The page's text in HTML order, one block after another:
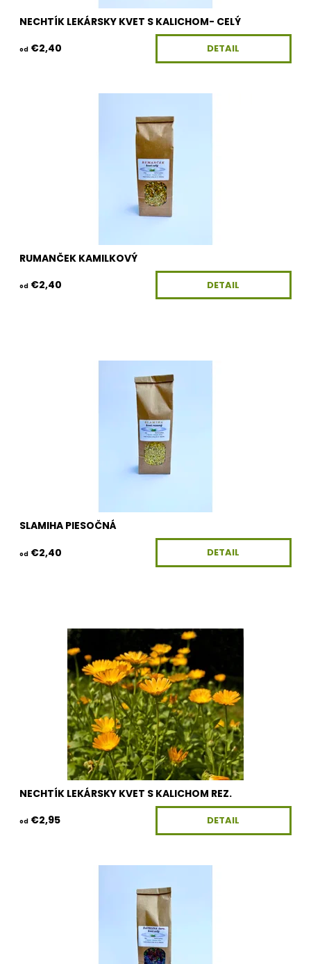
NECHTÍK LEKÁRSKY KVET S KALICHOM- CELÝ
od €2,40 DETAIL
Skladom
RUMANČEK KAMILKOVÝ
od €2,40 DETAIL
Skladom
100G-KV-SLAMIHA
SLAMIHA PIESOČNÁ
od €2,40 DETAIL
Dostupnosť:
Skladom
100G-KV-NECHTIKKR
NECHTÍK LEKÁRSKY KVET S KALICHOM REZ.
od €2,95 DETAIL
Skladom